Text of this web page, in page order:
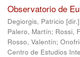
Observatorio de
Degiorgis, Patricio [dir.]
Palero, Martín; Rossi,
Rosso, Valentín;
Centro de Estudios